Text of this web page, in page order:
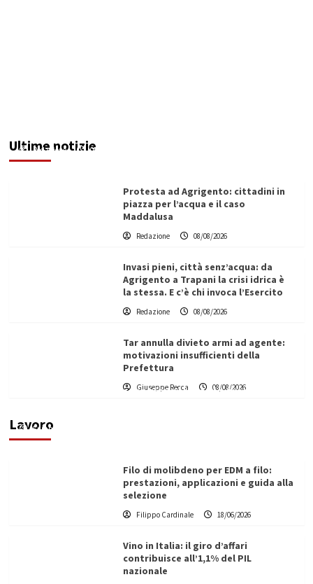
Ultime notizie
Redazione 08/08/2026
Protesta ad Agrigento: cittadini in
piazza per l’acqua e il caso
Maddalusa
Redazione 08/08/2026
Invasi pieni, città senz’acqua: da
Agrigento a Trapani la crisi idrica è
la stessa. E c’è chi invoca l’Esercito
Redazione 08/08/2026
Tar annulla divieto armi ad agente:
motivazioni insufficienti della
Prefettura
Giuseppe Recca 08/08/2026
Lavoro
L’ingegnere saccense Buscarnera partner chiave
di un progetto transnazionale per la transizione
Filippo Cardinale
Filo di molibdeno per EDM a filo:
prestazioni, applicazioni e guida alla
selezione
Filippo Cardinale 18/06/2026
Vino in Italia: il giro d’affari
contribuisce all’1,1% del PIL
nazionale